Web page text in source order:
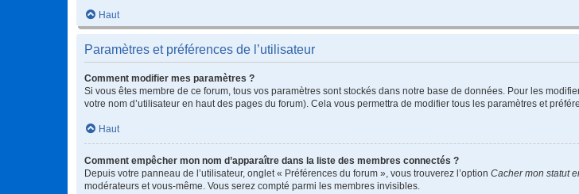
Haut
Paramètres et préférences de l’utilisateur
Comment modifier mes paramètres ?
Si vous êtes membre de ce forum, tous vos paramètres sont stockés dans notre base de données. Pour les
votre nom d’utilisateur en haut des pages du forum). Cela vous permettra de modifier tous les paramètres et
Haut
Comment empêcher mon nom d’apparaître dans la liste des membres connectés ?
Depuis votre panneau de l’utilisateur, onglet « Préférences du forum », vous trouverez l’option Cacher mon statut
modérateurs et vous-même. Vous serez compté parmi les membres invisibles.